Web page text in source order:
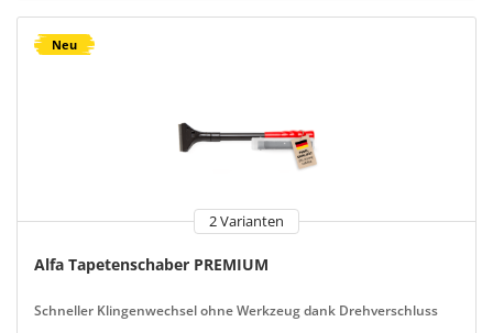
Neu
2 Varianten
Alfa Tapetenschaber PREMIUM
Schneller Klingenwechsel ohne Werkzeug dank Drehverschluss